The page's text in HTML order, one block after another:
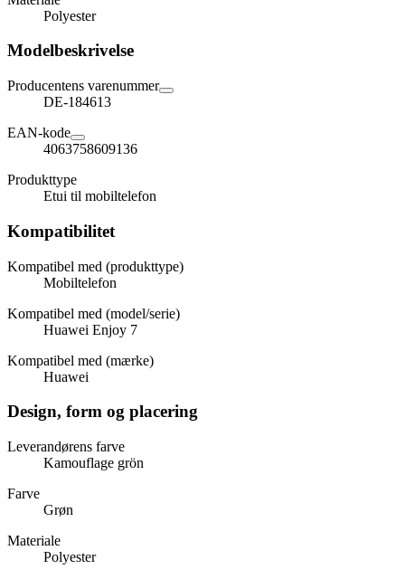
Polyester
Modelbeskrivelse
Producentens varenummer
DE-184613
EAN-kode
4063758609136
Produkttype
Etui til mobiltelefon
Kompatibilitet
Kompatibel med (produkttype)
Mobiltelefon
Kompatibel med (model/serie)
Huawei Enjoy 7
Kompatibel med (mærke)
Huawei
Design, form og placering
Leverandørens farve
Kamouflage grön
Farve
Grøn
Materiale
Polyester